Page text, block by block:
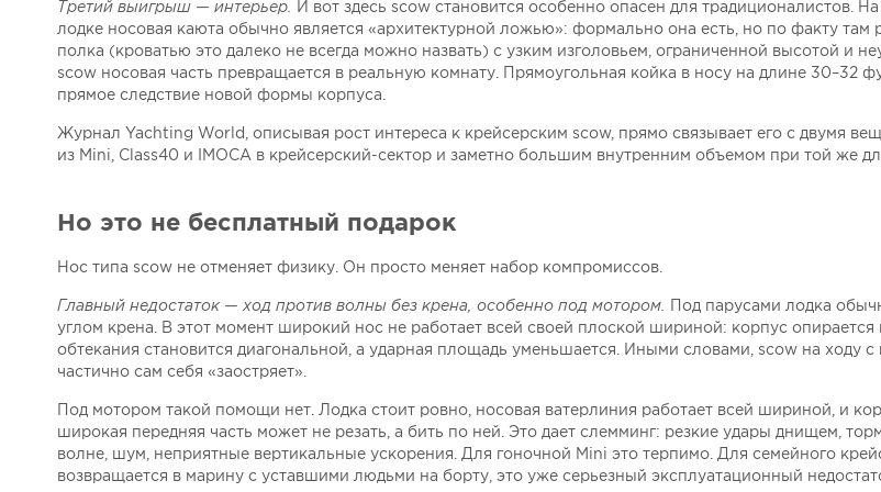
Третий выигрыш — интерьер.
И вот здесь scow становится особенно опасен для традиционалистов.
лодке носовая каюта обычно является «архитектурной ложью»: формально она есть, но по факту там
полка (кроватью это далеко не всегда можно назвать) с узким изголовьем, ограниченной высотой и
scow носовая часть превращается в реальную комнату. Прямоугольная койка в носу на длине 30–32
прямое следствие новой формы корпуса.
Журнал Yachting World, описывая рост интереса к крейсерским scow, прямо связывает его с двумя
из Mini, Class40 и IMOCA в крейсерский-сектор и заметно большим внутренним объемом при той же
Но это не бесплатный подарок
Нос типа scow не отменяет физику. Он просто меняет набор компромиссов.
Главный недостаток — ход против волны без крена, особенно под мотором.
Под парусами лодка
углом крена. В этот момент широкий нос не работает всей своей плоской шириной: корпус опирается
обтекания становится диагональной, а ударная площадь уменьшается. Иными словами, scow на ходу
частично сам себя «заостряет».
Под мотором такой помощи нет. Лодка стоит ровно, носовая ватерлиния работает всей шириной, и
широкая передняя часть может не резать, а бить по ней. Это дает слемминг: резкие удары днищем,
волне, шум, неприятные вертикальные ускорения. Для гоночной Mini это терпимо. Для семейного
возвращается в марину с уставшими людьми на борту, это уже серьезный эксплуатационный